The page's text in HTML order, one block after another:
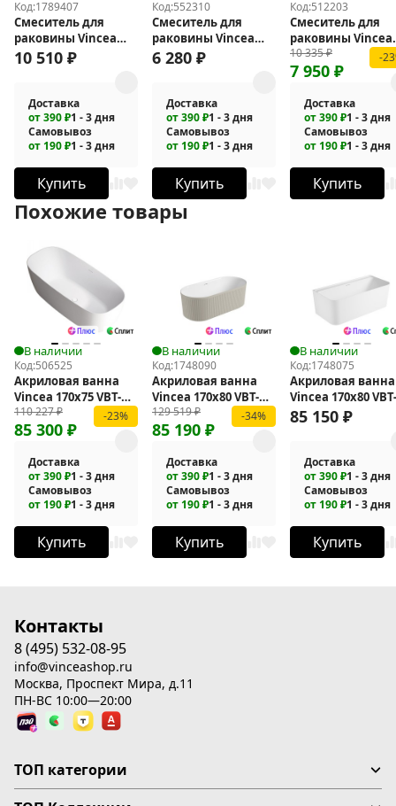
Код:1789407
Смеситель для
раковины Vincea
Villa VBF-1VL1BC
10 510 ₽
Доставка
от 390 ₽1 - 3 дня
Самовывоз
от 190 ₽1 - 3 дня
Купить
Код:552310
Смеситель для
раковины Vincea
Vogue VBF-4V3BG
6 280 ₽
Доставка
от 390 ₽1 - 3 дня
Самовывоз
от 190 ₽1 - 3 дня
Купить
Код:512203
Смеситель для
раковины Vincea
Cube VBF-1C01CH
10 335₽
7 950 ₽
-
Доставка
от 390 ₽1 - 3 дня
Самовывоз
от 190 ₽1 - 3 дня
Купить
Похожие товары
В наличии
Код:506525
Акриловая ванна
Vincea 170x75 VBT-
631
110 227₽
85 300 ₽
-23%
Доставка
от 390 ₽1 - 3 дня
Самовывоз
от 190 ₽1 - 3 дня
Купить
В наличии
Код:1748090
Акриловая ванна
Vincea 170х80 VBT-
709-1700MG
129 519₽
85 190 ₽
-34%
Доставка
от 390 ₽1 - 3 дня
Самовывоз
от 190 ₽1 - 3 дня
Купить
В наличии
Код:1748075
Акриловая ванна
Vincea 170х80 VBT-
702-1700
85 150 ₽
Доставка
от 390 ₽1 - 3 дня
Самовывоз
от 190 ₽1 - 3 дня
Купить
Контакты
8 (495) 532-08-95
info@vinceashop.ru
Москва, Проспект Мира, д.11
ПН-ВС 10:00—20:00
ТОП категории